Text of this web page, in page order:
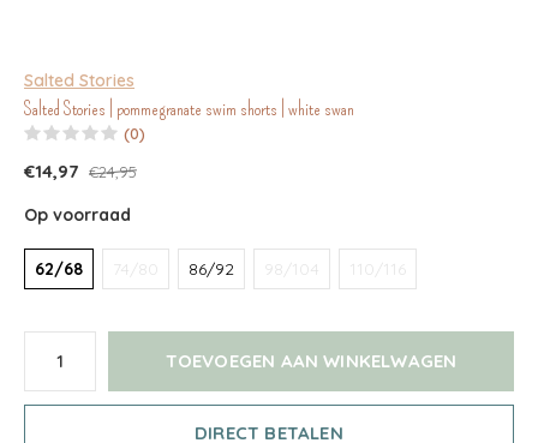
Salted Stories
Salted Stories | pommegranate swim shorts | white swan
(0)
€14,97 €24,95
Op voorraad
62/68 74/80 86/92 98/104 110/116
TOEVOEGEN AAN WINKELWAGEN
DIRECT BETALEN